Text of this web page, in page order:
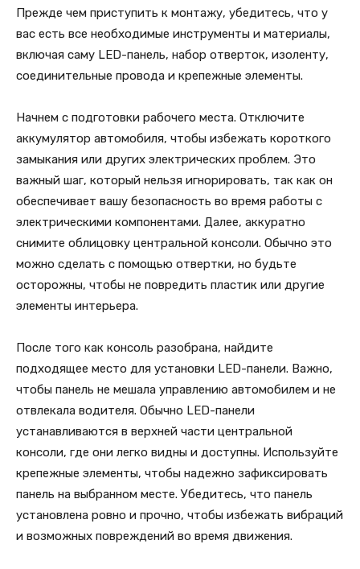
Прежде чем приступить к монтажу, убедитесь, что у
вас есть все необходимые инструменты и материалы,
включая саму LED-панель, набор отверток, изоленту,
соединительные провода и крепежные элементы.
Начнем с подготовки рабочего места. Отключите
аккумулятор автомобиля, чтобы избежать короткого
замыкания или других электрических проблем. Это
важный шаг, который нельзя игнорировать, так как он
обеспечивает вашу безопасность во время работы с
электрическими компонентами. Далее, аккуратно
снимите облицовку центральной консоли. Обычно это
можно сделать с помощью отвертки, но будьте
осторожны, чтобы не повредить пластик или другие
элементы интерьера.
После того как консоль разобрана, найдите
подходящее место для установки LED-панели. Важно,
чтобы панель не мешала управлению автомобилем и не
отвлекала водителя. Обычно LED-панели
устанавливаются в верхней части центральной
консоли, где они легко видны и доступны. Используйте
крепежные элементы, чтобы надежно зафиксировать
панель на выбранном месте. Убедитесь, что панель
установлена ровно и прочно, чтобы избежать вибраций
и возможных повреждений во время движения.